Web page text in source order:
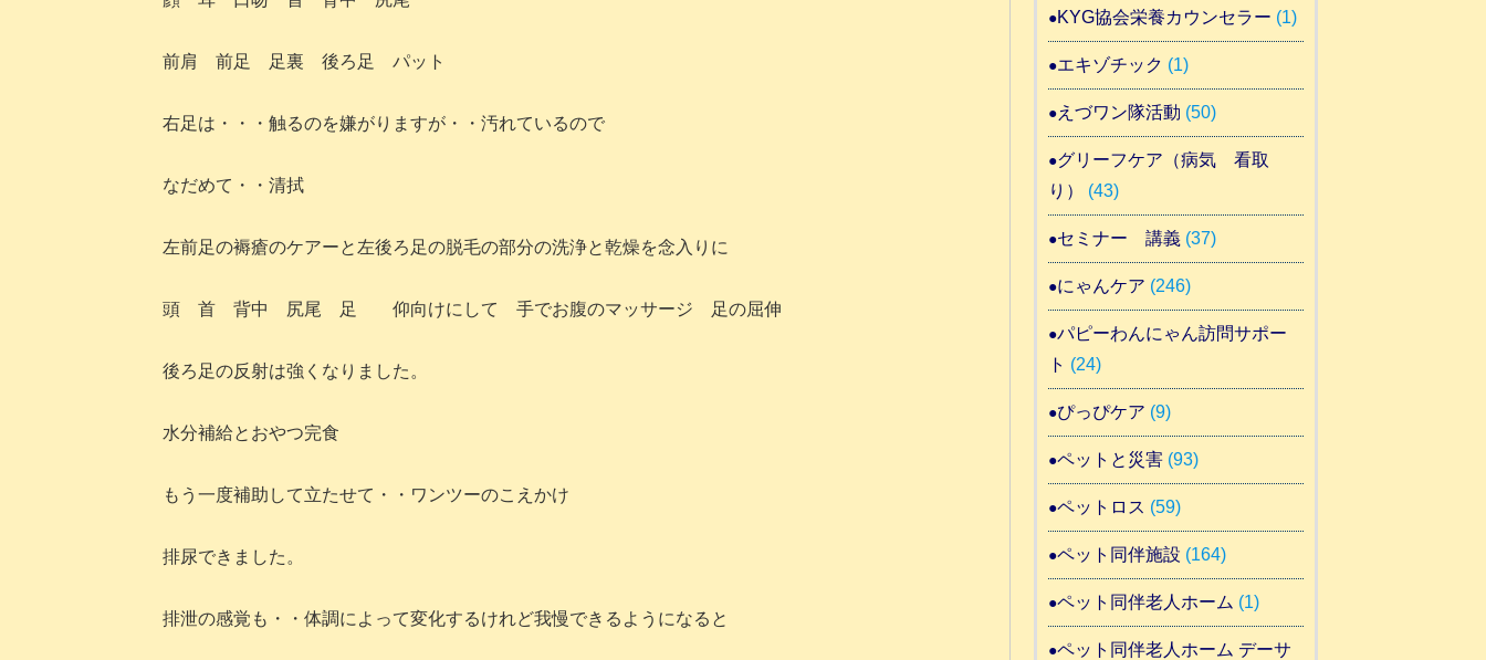
前肩 前足 足裏 後ろ足 パット
右足は・・・触るのを嫌がりますが・・汚れているので
なだめて・・清拭
左前足の褥瘡のケアーと左後ろ足の脱毛の部分の洗浄と乾燥を念入りに
頭 首 背中 尻尾 足 仰向けにして 手でお腹のマッサージ 足の屈伸
後ろ足の反射は強くなりました。
水分補給とおやつ完食
もう一度補助して立たせて・・ワンツーのこえかけ
排尿できました。
排泄の感覚も・・体調によって変化するけれど我慢できるようになると
KYG協会栄養カウンセラー (1)
エキゾチック (1)
えづワン隊活動 (50)
グリーフケア（病気 看取
り）
(43)
セミナー 講義(37)
にゃんケア (246)
パピーわんにゃん訪問サポー
ト (24)
ぴっぴケア (9)
ペットと災害(93)
ペットロス (59)
ペット同伴施設 (164)
ペット同伴老人ホーム (1)
ペット同伴老人ホーム デーサ